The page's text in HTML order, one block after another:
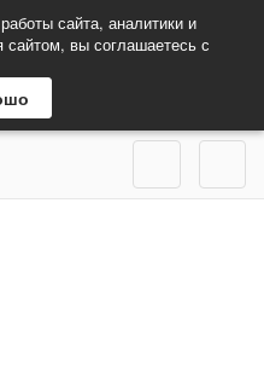
сайта, аналитики и
вы соглашаетесь с